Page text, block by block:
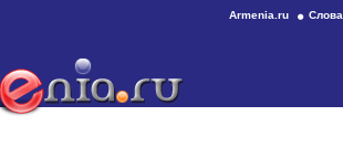
Armenia.ru